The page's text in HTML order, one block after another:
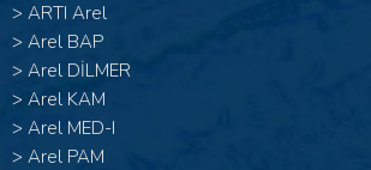
> ARTI Arel
> Arel BAP
> Arel DİLMER
> Arel KAM
> Arel MED-I
> Arel PAM